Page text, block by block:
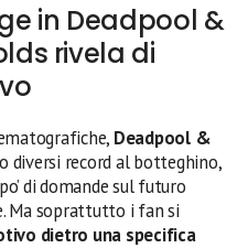
in Deadpool &
rivela di
Deadpool &
record al botteghino,
di domande sul futuro
Ma soprattutto i fan si
dietro una specifica